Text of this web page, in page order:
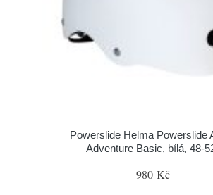
Powerslide Helma Powerslide
Adventure Basic, bílá, 48-
980 Kč